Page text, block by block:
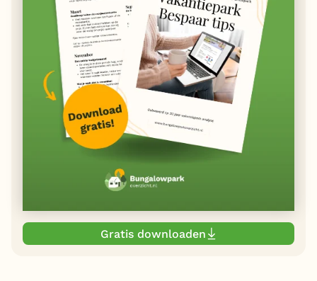
Gratis downloaden